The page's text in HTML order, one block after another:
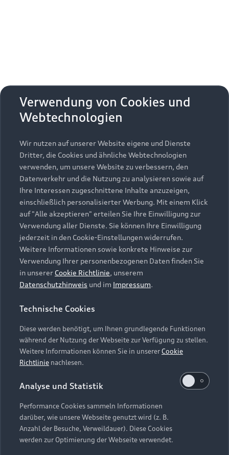
Zurück nach oben
Modelle
Alle Modelle
Modelle vergleichen
Elektromodelle
Plug-in-Hybride
Kaufen & leasen
Neuwagensuche
Gebrauchtwagensuche
Gebrauchtwagen
Finanzierung
Aktionen & Angebote
Geschäftskunden
Service & Zubehör
Saisonale Angebote
Audi Services
Garantie
Audi digital services
myAudi
Support
Kundenservice
Händlersuche
Audi Code
Online-Terminvereinbarung
Servicekontakt
Vertrag widerrufen
Über Audi
Unternehmen
Karriere
Investor Relations
Presse & Media Center
Datenschutz
Audi erleben
Newsletter
Impressum Rechtliches
Hinweisgebersystem
Datenschutzinformation
Cookie-Einstellungen
Cookie-Richtlinie
Barrierefreiheit
Hinweis: Die aktuelle Darstellung und Anordnung der
Embleme am Fahrzeug bei allen Abbildungen auf dieser
Webseite kann abweichen.
Verwendung von Cookies und
Webtechnologien
Wir nutzen auf unserer Website eigene und Dienste
Dritter, die Cookies und ähnliche Webtechnologien
verwenden, um unsere Website zu verbessern, den
Datenverkehr und die Nutzung zu analysieren sowie auf
Ihre Interessen zugeschnittene Inhalte anzuzeigen,
einschließlich personalisierter Werbung. Mit einem Klick
auf "Alle akzeptieren" erteilen Sie Ihre Einwilligung zur
Verwendung aller Dienste. Sie können Ihre Einwilligung
jederzeit in den Cookie-Einstellungen widerrufen.
Weitere Informationen sowie konkrete Hinweise zur
Verwendung Ihrer personenbezogenen Daten finden Sie
in unserer Cookie Richtlinie, unserem
Datenschutzhinweis und im Impressum.
Technische Cookies
Diese werden benötigt, um Ihnen grundlegende Funktionen
während der Nutzung der Webseite zur Verfügung zu stellen.
Weitere Informationen können Sie in unsererCookie
Richtlinie nachlesen.
Analyse und Statistik
Performance Cookies sammeln Informationen
darüber, wie unsere Webseite genutzt wird (z. B.
Anzahl der Besuche, Verweildauer). Diese Cookies
werden zur Optimierung der Webseite verwendet.